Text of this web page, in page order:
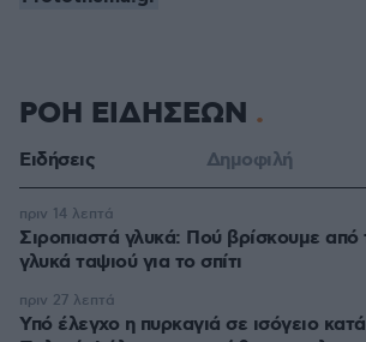
ΡΟΗ ΕΙΔΗΣΕΩΝ
Ειδήσεις Δημοφιλή
Σιροπιαστά γλυκά: Πού βρίσκουμε από
γλυκά ταψιού για το σπίτι
πριν 14 λεπτά
Υπό έλεγχο η πυρκαγιά σε ισόγειο
πριν 27 λεπτά